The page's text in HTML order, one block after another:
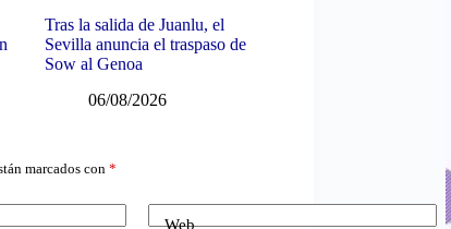
Tras la salida de Juanlu, el
Sevilla anuncia el traspaso de
Sow al Genoa
06/08/2026
marcados con *
Web